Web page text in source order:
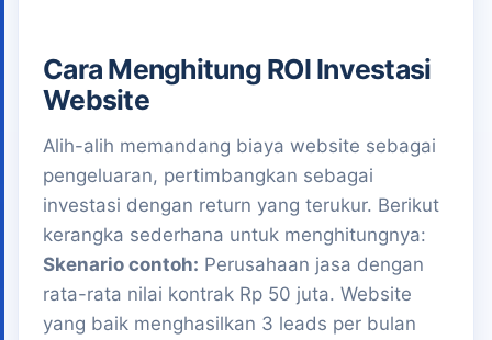
Cara Menghitung ROI Investasi
Website
Alih-alih memandang biaya website sebagai
pengeluaran, pertimbangkan sebagai
investasi dengan return yang terukur. Berikut
kerangka sederhana untuk menghitungnya:
Skenario contoh: Perusahaan jasa dengan
rata-rata nilai kontrak Rp 50 juta. Website
yang baik menghasilkan 3 leads per bulan